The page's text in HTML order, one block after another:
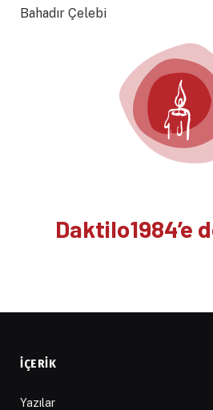
Bahadır Çelebi
Daktilo1984’e
İÇERIK
Yazılar